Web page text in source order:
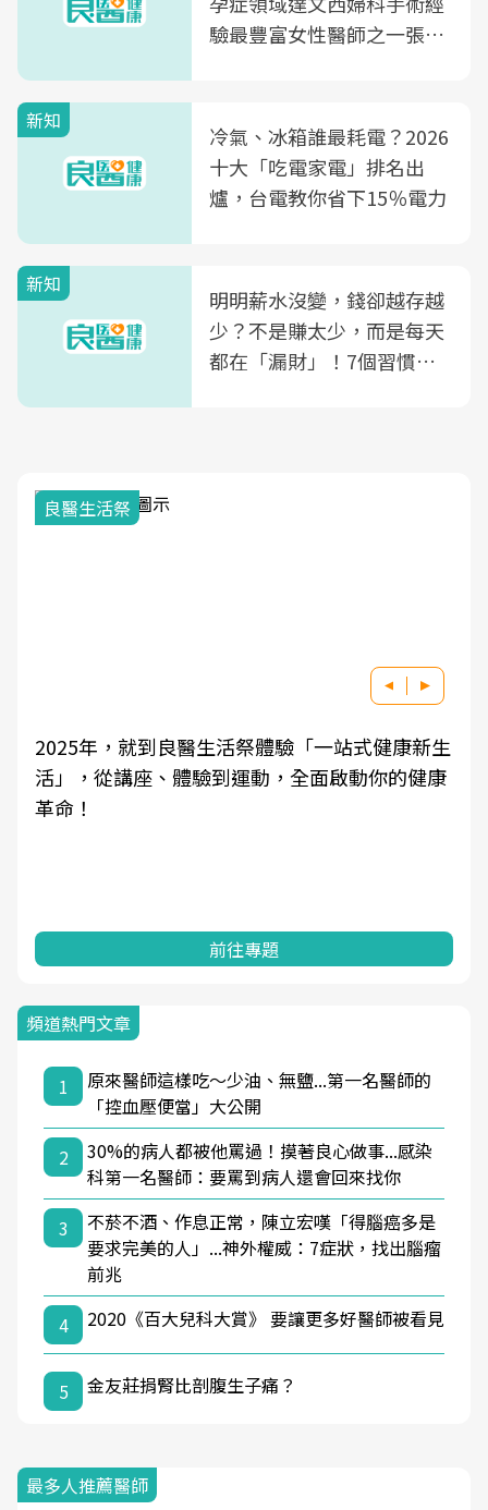
驗最豐富女性醫師之一張永
光田醫院建構360度女性健
康照護生態圈
新知
冷氣、冰箱誰最耗電？2026
十大「吃電家電」排名出
爐，台電教你省下15％電力
新知
明明薪水沒變，錢卻越存越
少？不是賺太少，而是每天
都在「漏財」！7個習慣一
良醫生活祭
2025年，就到良醫生活祭體驗「一站式健康新生
活」，從講座、體驗到運動，全面啟動你的健康
革命！
前往專題
頻道熱門文章
1
原來醫師這樣吃～少油、無鹽...第一名醫師的
「控血壓便當」大公開
2
30%的病人都被他罵過！摸著良心做事...感染
科第一名醫師：要罵到病人還會回來找你
3
不菸不酒、作息正常，陳立宏嘆「得腦癌多是
要求完美的人」...神外權威：7症狀，找出腦瘤
前兆
4
2020《百大兒科大賞》 要讓更多好醫師被看見
5 金友莊捐腎比剖腹生子痛？
最多人推薦醫師